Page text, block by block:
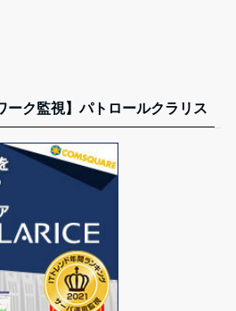
ーク監視】パトロールクラリス